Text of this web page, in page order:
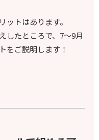
ットはあります。
したところで、7～9月
をご説明します！